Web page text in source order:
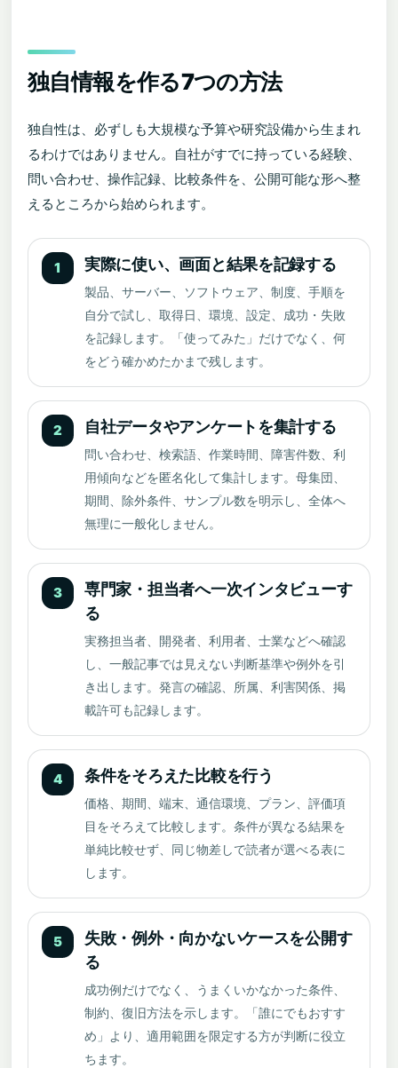
独自情報を作る7つの方法
独自性は、必ずしも大規模な予算や研究設備から生まれ
るわけではありません。自社がすでに持っている経験、
問い合わせ、操作記録、比較条件を、公開可能な形へ整
えるところから始められます。
1 実際に使い、画面と結果を記録する
製品、サーバー、ソフトウェア、制度、手順を
自分で試し、取得日、環境、設定、成功・失敗
を記録します。「使ってみた」だけでなく、何
をどう確かめたかまで残します。
2 自社データやアンケートを集計する
問い合わせ、検索語、作業時間、障害件数、利
用傾向などを匿名化して集計します。母集団、
期間、除外条件、サンプル数を明示し、全体へ
無理に一般化しません。
3
専門家・担当者へ一次インタビューす
る
実務担当者、開発者、利用者、士業などへ確認
し、一般記事では見えない判断基準や例外を引
き出します。発言の確認、所属、利害関係、掲
載許可も記録します。
4 条件をそろえた比較を行う
価格、期間、端末、通信環境、プラン、評価項
目をそろえて比較します。条件が異なる結果を
単純比較せず、同じ物差しで読者が選べる表に
します。
5
失敗・例外・向かないケースを公開す
る
成功例だけでなく、うまくいかなかった条件、
制約、復旧方法を示します。「誰にでもおすす
め」より、適用範囲を限定する方が判断に役立
ちます。